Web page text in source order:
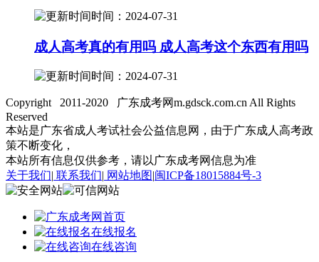
时间：2024-07-31
成人高考真的有用吗 成人高考这个东西有用吗
时间：2024-07-31
Copyright 2011-2020 广东成考网m.gdsck.com.cn All Rights
Reserved
本站是广东省成人考试社会公益信息网，由于广东成人高考政
策不断变化，
本站所有信息仅供参考，请以广东成考网信息为准
关于我们| 联系我们| 网站地图|闽ICP备18015884号-3
首页
在线报名
在线咨询